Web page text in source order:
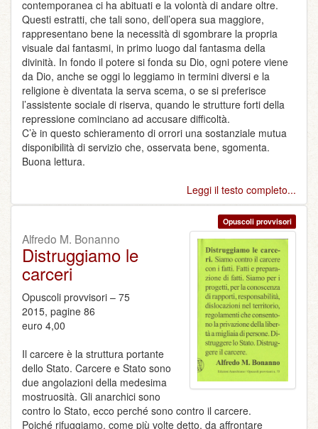
contemporanea ci ha abituati e la volontà di andare oltre.
Questi estratti, che tali sono, dell’opera sua maggiore,
rappresentano bene la necessità di sgombrare la propria
visuale dai fantasmi, in primo luogo dal fantasma della
divinità. In fondo il potere si fonda su Dio, ogni potere viene
da Dio, anche se oggi lo leggiamo in termini diversi e la
religione è diventata la serva scema, o se si preferisce
l’assistente sociale di riserva, quando le strutture forti della
repressione cominciano ad accusare difficoltà.
C’è in questo schieramento di orrori una sostanziale mutua
disponibilità di servizio che, osservata bene, sgomenta.
Buona lettura.
Leggi il testo completo...
Opuscoli provvisori
Alfredo M. Bonanno
Distruggiamo le
carceri
Opuscoli provvisori – 75
2015, pagine 86
euro 4,00
Il carcere è la struttura portante
dello Stato. Carcere e Stato sono
due angolazioni della medesima
mostruosità. Gli anarchici sono
contro lo Stato, ecco perché sono contro il carcere.
Poiché rifuggiamo, come più volte detto, da affrontare